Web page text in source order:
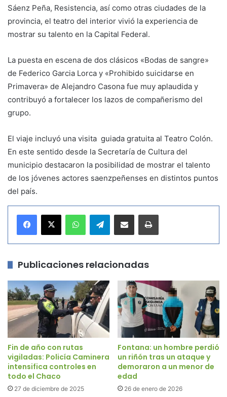
Sáenz Peña, Resistencia, así como otras ciudades de la
provincia, el teatro del interior vivió la experiencia de
mostrar su talento en la Capital Federal.
La puesta en escena de dos clásicos «Bodas de sangre»
de Federico Garcia Lorca y «Prohibido suicidarse en
Primavera» de Alejandro Casona fue muy aplaudida y
contribuyó a fortalecer los lazos de compañerismo del
grupo.
El viaje incluyó una visita guiada gratuita al Teatro Colón.
En este sentido desde la Secretaría de Cultura del
municipio destacaron la posibilidad de mostrar el talento
de los jóvenes actores saenzpeñenses en distintos puntos
del país.
Telegram
Publicaciones relacionadas
Fin de año con rutas
vigiladas: Policía Caminera
intensifica controles en
todo el Chaco
27 de diciembre de 2025
Fontana: un hombre perdió
un riñón tras un ataque y
demoraron a un menor de
edad
26 de enero de 2026